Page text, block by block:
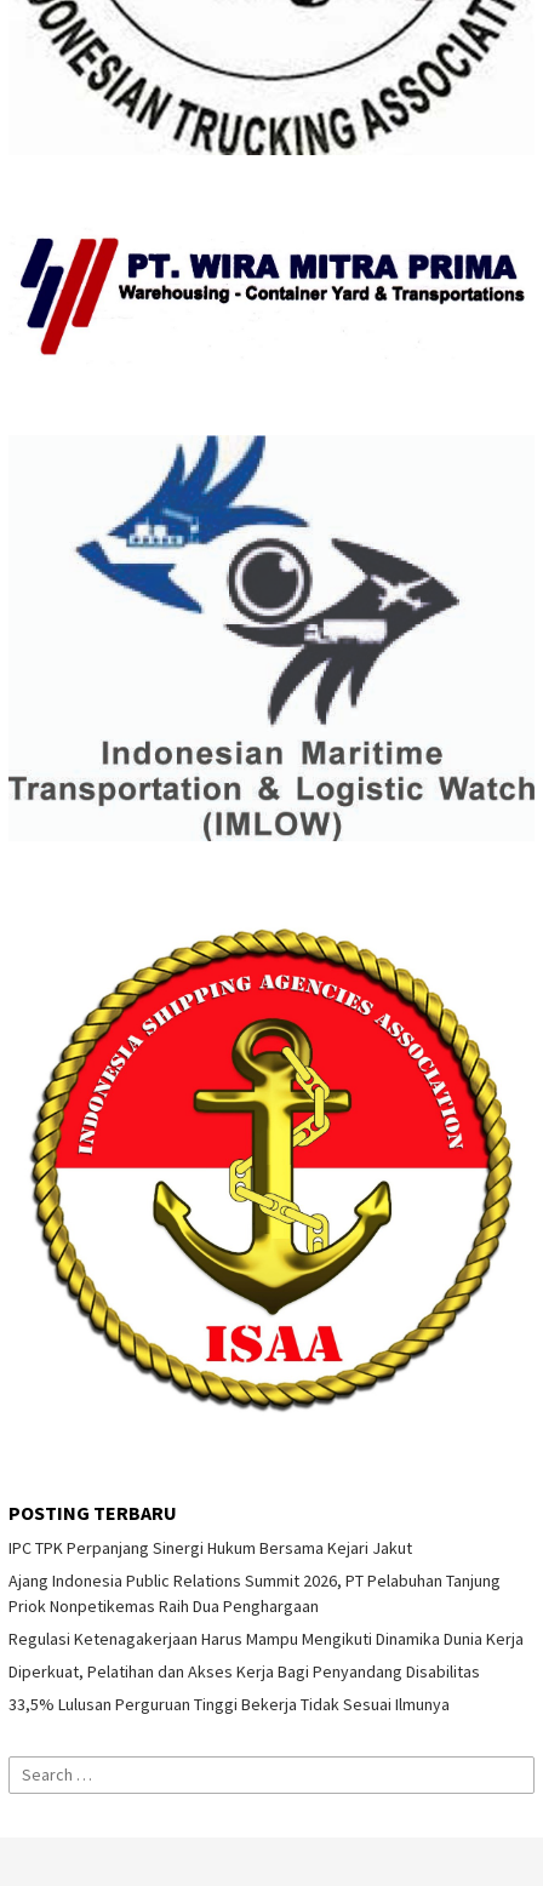
POSTING TERBARU
IPC TPK Perpanjang Sinergi Hukum Bersama Kejari Jakut
Ajang Indonesia Public Relations Summit 2026, PT Pelabuhan Tanjung
Priok Nonpetikemas Raih Dua Penghargaan
Regulasi Ketenagakerjaan Harus Mampu Mengikuti Dinamika Dunia Kerja
Diperkuat, Pelatihan dan Akses Kerja Bagi Penyandang Disabilitas
33,5% Lulusan Perguruan Tinggi Bekerja Tidak Sesuai Ilmunya
Search
for: